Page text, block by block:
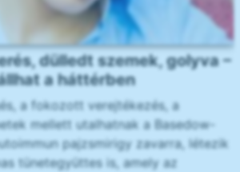
dülledt szemek, golyva –
a háttérben
a fokozott verejtékezés, a
mellett utalhatnak a Basedow-
pajzsmirigy zavarra, létezik
tünetegyüttes is, amely az